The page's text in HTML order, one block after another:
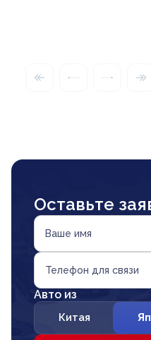
Оставьте
Ваше имя
Телефон для связи
Авто из
Китая